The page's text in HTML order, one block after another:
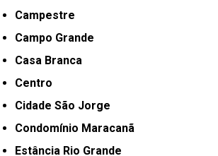
Campestre
Campo Grande
Casa Branca
Centro
Cidade São Jorge
Condomínio Maracanã
Estância Rio Grande